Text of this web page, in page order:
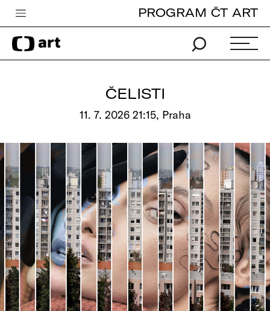
Česká televize
Zpravodajství
Pro děti
edu
Vše o ČT
PROGRAM ČT ART
ČELISTI
11. 7. 2026 21:15, Praha